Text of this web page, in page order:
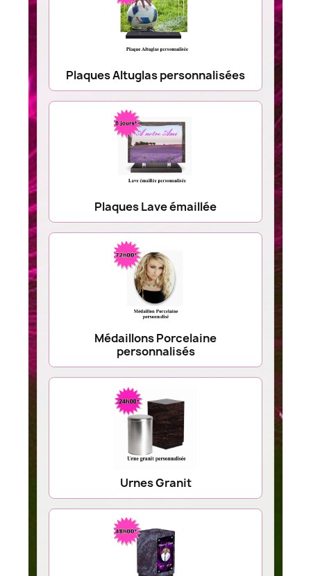
Plaques Altuglas personnalisées
Plaques Lave émaillée
Médaillons Porcelaine
personnalisés
Urnes Granit